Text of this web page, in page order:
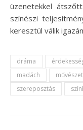
üzenetekkel
színészi
keresztül válik
dráma
madách
művészet
szereposztás